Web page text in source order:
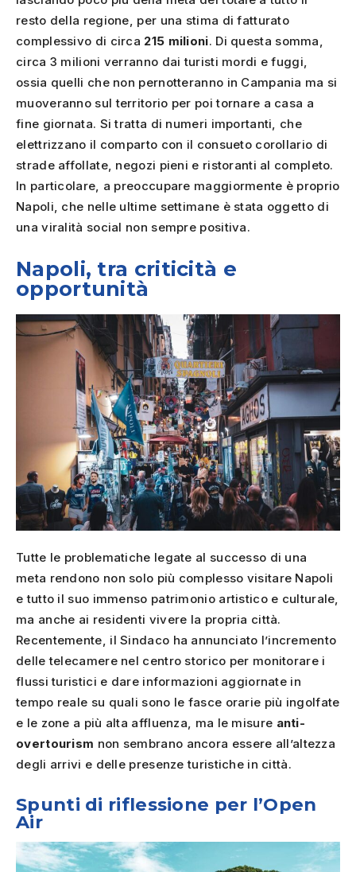
resto della regione, per una stima di fatturato
complessivo di circa 215 milioni. Di questa somma,
circa 3 milioni verranno dai turisti mordi e fuggi,
ossia quelli che non pernotteranno in Campania ma si
muoveranno sul territorio per poi tornare a casa a
fine giornata. Si tratta di numeri importanti, che
elettrizzano il comparto con il consueto corollario di
strade affollate, negozi pieni e ristoranti al completo.
In particolare, a preoccupare maggiormente è proprio
Napoli, che nelle ultime settimane è stata oggetto di
una viralità social non sempre positiva.
Napoli, tra criticità e
opportunità
Tutte le problematiche legate al successo di una
meta rendono non solo più complesso visitare Napoli
e tutto il suo immenso patrimonio artistico e culturale,
ma anche ai residenti vivere la propria città.
Recentemente, il Sindaco ha annunciato l’incremento
delle telecamere nel centro storico per monitorare i
flussi turistici e dare informazioni aggiornate in
tempo reale su quali sono le fasce orarie più ingolfate
e le zone a più alta affluenza, ma le misure anti-
overtourism non sembrano ancora essere all’altezza
degli arrivi e delle presenze turistiche in città.
Spunti di riflessione per l’Open
Air